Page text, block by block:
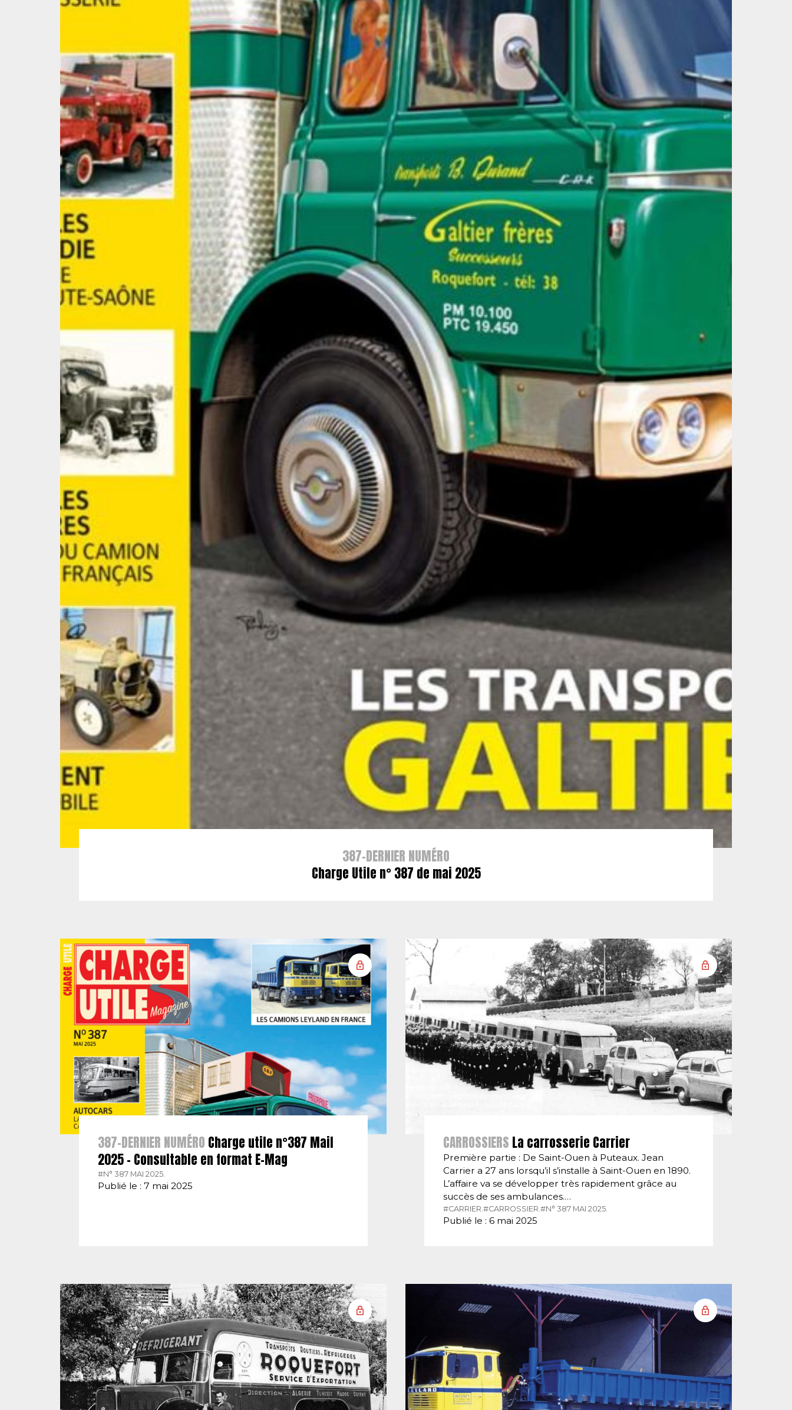
387-DERNIER NUMÉRO
Charge Utile n° 387 de mai 2025
387-DERNIER NUMÉRO Charge utile n°387 Mail
2025 – Consultable en format E-Mag
#N° 387 MAI 2025.
Publié le : 7 mai 2025
CARROSSIERS La carrosserie Carrier
Première partie : De Saint-Ouen à Puteaux. Jean
Carrier a 27 ans lorsqu’il s’installe à Saint-Ouen en 1890.
L’affaire va se développer très rapidement grâce au
succès de ses ambulances.…
#CARRIER.#CARROSSIER.#N° 387 MAI 2025.
Publié le : 6 mai 2025